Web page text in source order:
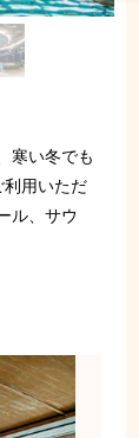
寒い冬でも
利用いただ
ル、サウ